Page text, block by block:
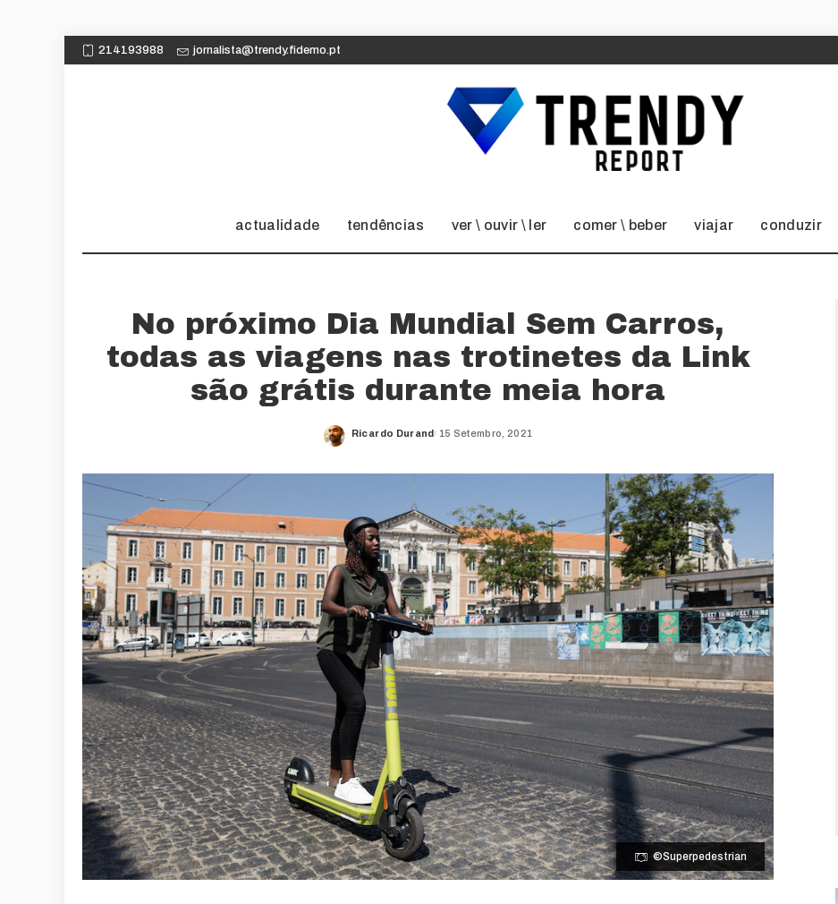
214193988 jornalista@trendy.fidemo.pt
actualidade tendências ver \ ouvir \ ler comer \ beber viajar conduzir
No próximo Dia Mundial Sem Carros,
todas as viagens nas trotinetes da Link
são grátis durante meia hora
Posted
Ricardo Durand 15 Setembro, 2021
©Superpedestrian